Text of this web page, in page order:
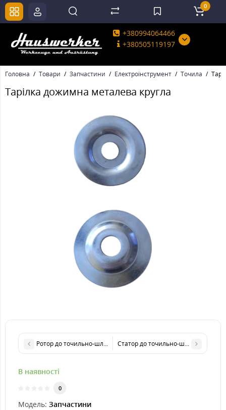
+380994064466
+380505119197
0
Головна Товари Запчастини Електроінструмент Точила
Тарілка дожимна металева кругла
Ротор до точильно-шліфувального верстата KRAISSMANN 350
Статор до точильно-шліфувального
В наявності
0
Модель: Запчастини